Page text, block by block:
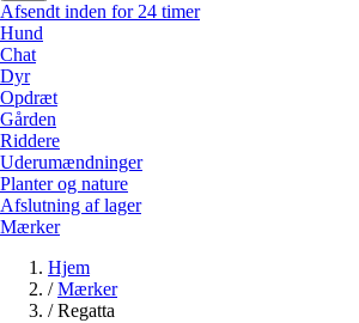
Afsendt inden for 24 timer
Hund
Chat
Dyr
Opdræt
Gården
Riddere
Uderumændninger
Planter og nature
Afslutning af lager
Mærker
Hjem
/ Mærker
/ Regatta